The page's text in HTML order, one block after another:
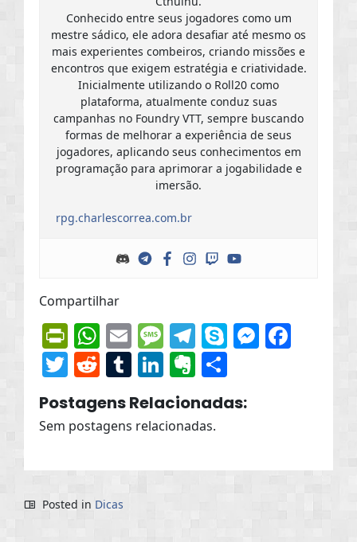
Conhecido entre seus jogadores como um
mestre sádico, ele adora desafiar até mesmo os
mais experientes combeiros, criando missões e
encontros que exigem estratégia e criatividade.
Inicialmente utilizando o Roll20 como
plataforma, atualmente conduz suas
campanhas no Foundry VTT, sempre buscando
formas de melhorar a experiência de seus
jogadores, aplicando seus conhecimentos em
programação para aprimorar a jogabilidade e
imersão.
rpg.charlescorrea.com.br
Compartilhar
PrintFriendly
WhatsApp
EmailMessage
Telegram
Skype
Twitter
Reddit
Tumblr
LinkedIn
Evernote
Postagens Relacionadas:
Sem postagens relacionadas.
Posted in Dicas